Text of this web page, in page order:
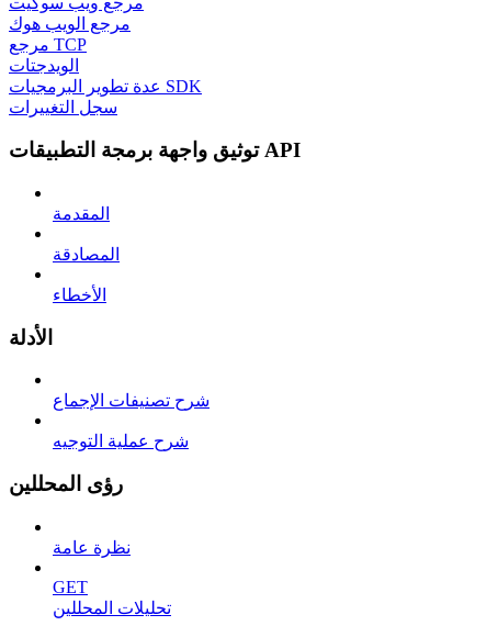
مرجع الويب هوك
مرجع TCP
الويدجتات
عدة تطوير البرمجيات SDK
سجل التغييرات
توثيق واجهة برمجة التطبيقات API
المقدمة
المصادقة
الأخطاء
الأدلة
شرح تصنيفات الإجماع
شرح عملية التوجيه
رؤى المحللين
نظرة عامة
GET
تحليلات المحللين